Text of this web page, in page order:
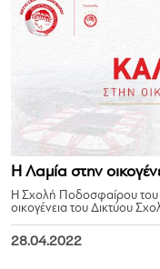
Η Λαμία στην
Η Σχολή Ποδοσφαίρου του
οικογένεια του Δικτύου
28.04.2022